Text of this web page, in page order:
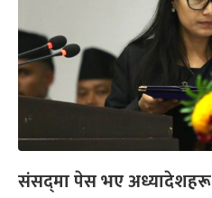
संसद्‌मा पेस भए अध्यादेशहरू